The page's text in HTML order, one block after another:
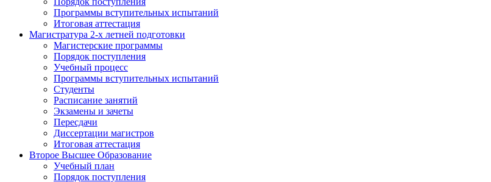
Программы вступительных испытаний
Итоговая аттестация
Магистратура 2-х летней подготовки
Магистерские программы
Порядок поступления
Учебный процесс
Программы вступительных испытаний
Студенты
Расписание занятий
Экзамены и зачеты
Пересдачи
Диссертации магистров
Итоговая аттестация
Второе Высшее Образование
Учебный план
Порядок поступления